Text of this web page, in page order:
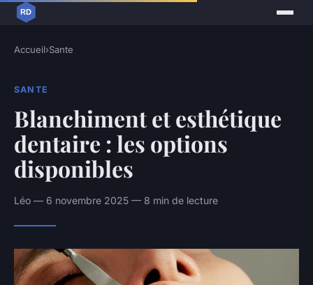
Accueil›Sante
SANTE
Blanchiment et esthétique
dentaire : les options
disponibles
Léo — 6 novembre 2025 — 8 min de lecture